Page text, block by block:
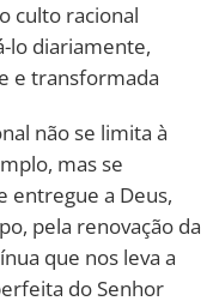
culto racional
lo diariamente,
e transformada
não se limita à
mas se
entregue a Deus,
pela renovação da
que nos leva a
do Senhor